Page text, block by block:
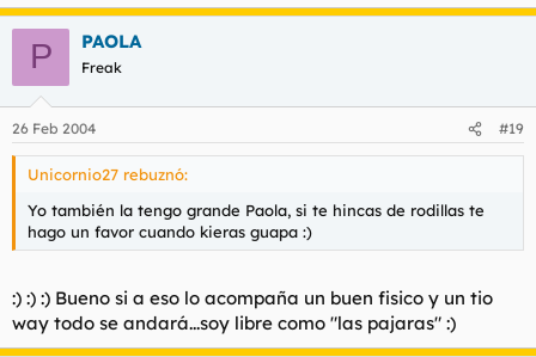
P PAOLA
Freak
26 Feb 2004 #19
Unicornio27 rebuznó:
Yo también la tengo grande Paola, si te hincas de rodillas te
hago un favor cuando kieras guapa :)
:) :) :) Bueno si a eso lo acompaña un buen fisico y un tio
way todo se andará...soy libre como "las pajaras" :)